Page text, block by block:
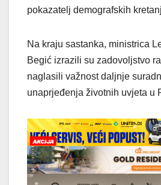
pokazatelj demografskih
Na kraju sastanka, ministrica
Begić izrazili su zadovoljstvo
naglasili važnost daljnje
unaprjeđenja životnih uvjeta u